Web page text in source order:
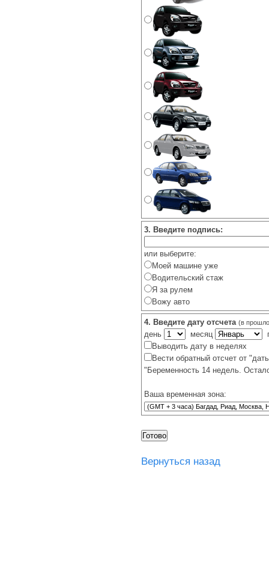
3. Введите подпись:
или выберите:
Моей машине уже
Водительский стаж
Я за рулем
Вожу авто
4. Введите дату отсчета (в
день месяц
Выводить дату в неделях
Вести обратный отсчет от
"Беременность 14 недель.
Ваша временная зона:
Вернуться назад